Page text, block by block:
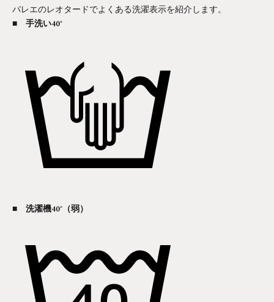
バレエのレオタードでよくある洗濯表示を紹介します。
■ 手洗い40°
■ 洗濯機40°（弱）